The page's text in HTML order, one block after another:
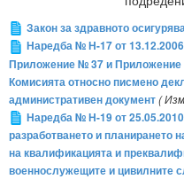
Закон за здравното
Наредба № Н-17 от 13.12.2006
Приложение № 37 и
Комисията относно писмено
административен документ(
Наредба № Н-19 от
разработването и планирането
на квалификацията и
военнослужещите и цивилните